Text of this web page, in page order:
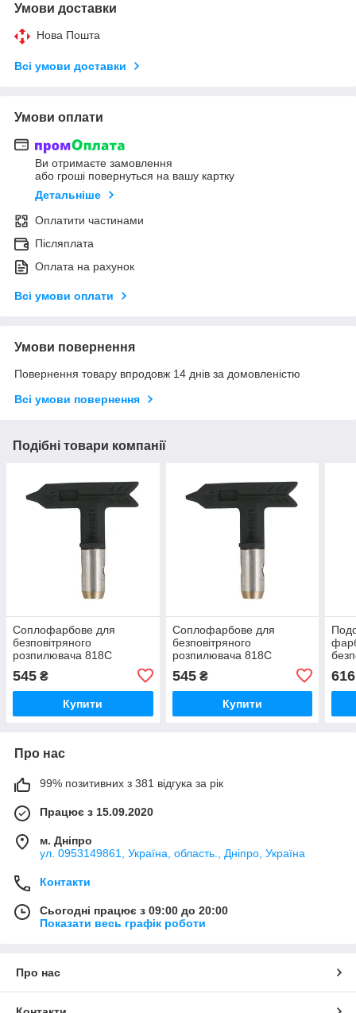
Умови доставки
Нова Пошта
Всі умови доставки
Умови оплати
Ви отримаєте замовлення
або гроші повернуться на вашу картку
Детальніше
Оплатити частинами
Післяплата
Оплата на рахунок
Всі умови оплати
Умови повернення
Повернення товару впродовж 14 днів за домовленістю
Всі умови повернення
Подібні товари компанії
Соплофарбове для
безповітряного
розпилювача 818C
(0,017"/0,43 мм, факел 28
см) AEROPRO AP8605-517
545 ₴
Купити
Соплофарбове для
безповітряного
розпилювача 818C
(0,019")/0,48 мм, факел
28 см) AEROPRO AP8605-
519
545₴
Купити
616
Про нас
99% позитивних з 381 відгука за рік
Працює з 15.09.2020
м. Дніпро
ул. 0953149861, Україна, область., Дніпро, Україна
Контакти
Сьогодні працює з 09:00 до 20:00
Показати весь графік роботи
Про нас